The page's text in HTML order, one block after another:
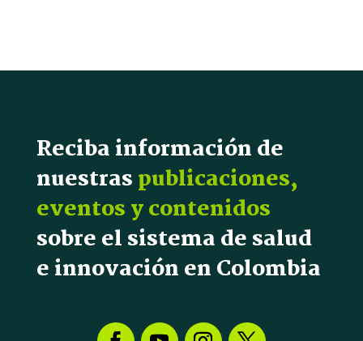
Reciba información de
nuestraspublicaciones,
eventos y contenidos
sobre el sistema de salud
e innovación en Colombia